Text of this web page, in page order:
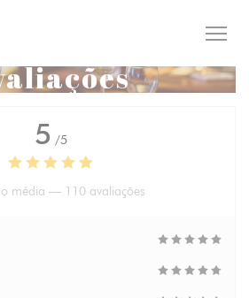
de Cookies
5 /5
média — 110 avaliações